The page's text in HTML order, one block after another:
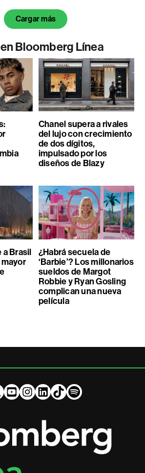
Cargar más
Bloomberg Línea
Chanel supera a rivales
del lujo con crecimiento
de dos dígitos,
impulsado por los
diseños de Blazy
a Brasil
¿Habrá secuela de
‘Barbie’? Los millonarios
sueldos de Margot
Robbie y Ryan Gosling
complican una nueva
película